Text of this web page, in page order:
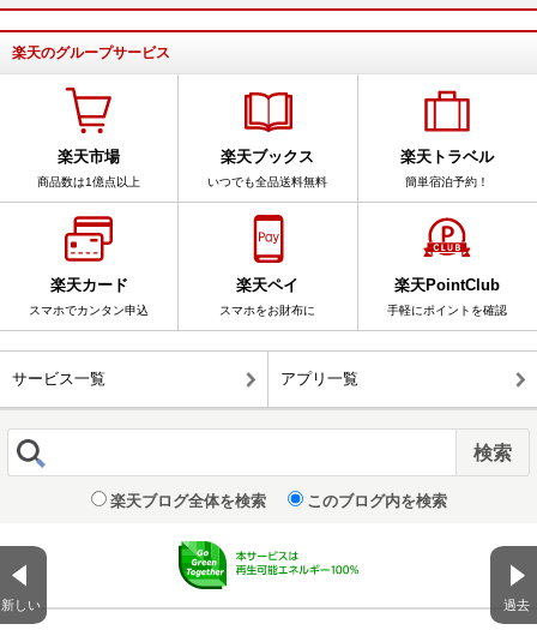
新しい 過去
楽天のグループサービス
楽天市場
商品数は1億点以上
楽天ブックス
いつでも全品送料無料
楽天トラベル
簡単宿泊予約！
楽天カード
スマホでカンタン申込
楽天ペイ
スマホをお財布に
楽天PointClub
手軽にポイントを確認
サービス一覧 アプリ一覧
楽天ブログ全体を検索 このブログ内を検索